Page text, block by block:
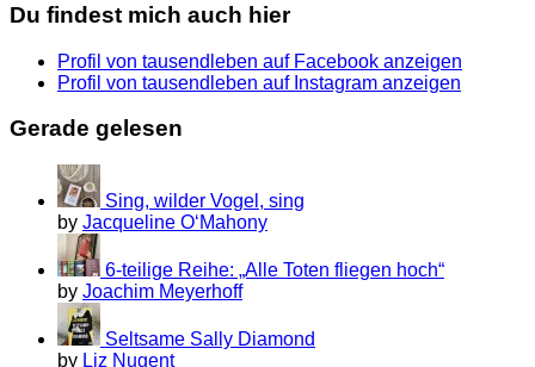
Du findest mich auch hier
Profil von tausendleben auf Facebook anzeigen
Profil von tausendleben auf Instagram anzeigen
Gerade gelesen
Sing, wilder Vogel, sing
by Jacqueline O‘Mahony
6-teilige Reihe: „Alle Toten fliegen hoch“
by Joachim Meyerhoff
Seltsame Sally Diamond
by Liz Nugent